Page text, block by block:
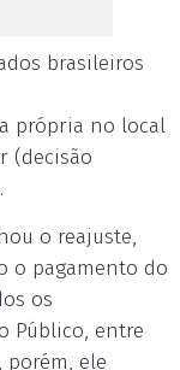
brasileiros
própria no local
(decisão
o reajuste,
o pagamento do
os
Público, entre
porém, ele